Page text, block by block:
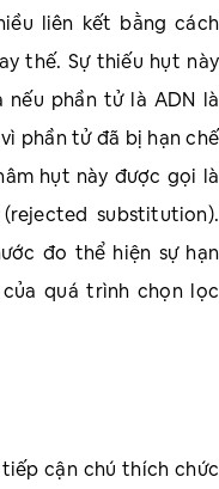
liên kết bằng cách
thế. Sự thiếu hụt này
phần tử là ADN là
phần tử đã bị hạn chế
hụt này được gọi là
substitution).
đo thể hiện sự hạn
quá trình chọn lọc
cận chú thích chức